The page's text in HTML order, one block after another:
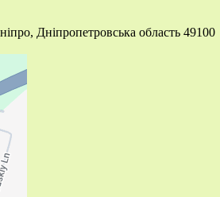
Дніпропетровська область 49100